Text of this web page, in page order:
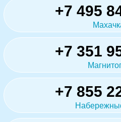
+7 495
+7 351
+7 855